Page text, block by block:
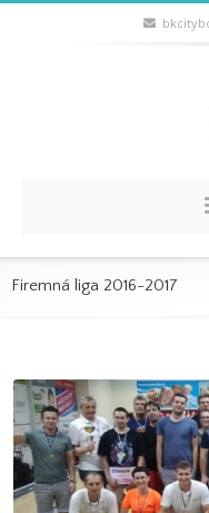
Firemná liga 2016-2017